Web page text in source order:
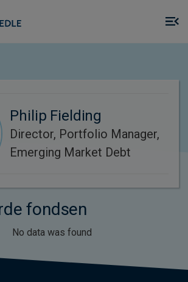
Philip Fielding
Director, Portfolio Manager,
Emerging Market Debt
fondsen
No data was found